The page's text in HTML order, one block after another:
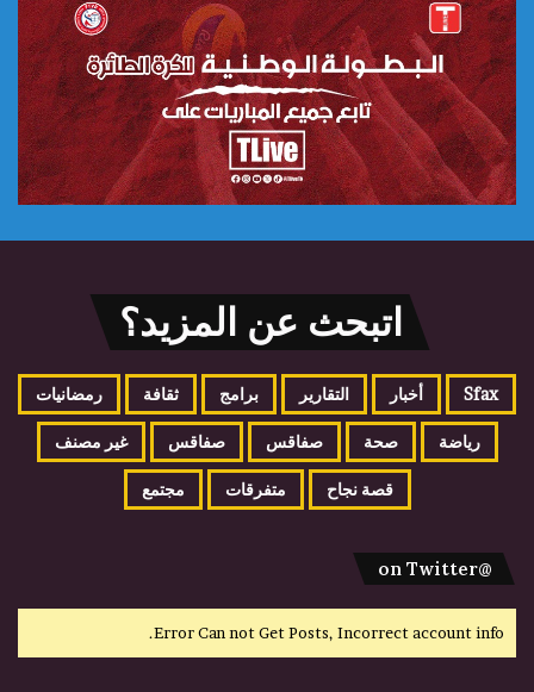
اتبحث عن المزيد؟
Sfax أخبار التقارير برامج ثقافة رمضانيات
رياضة صحة صفاقس صفاقس غير مصنف
قصة نجاح متفرقات مجتمع
@on Twitter
Error Can not Get Posts, Incorrect account info.